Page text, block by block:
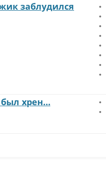
заблудился
хрен…